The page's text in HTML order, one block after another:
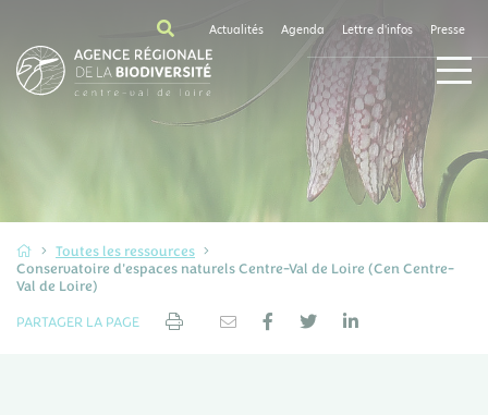
Actualités Agenda Lettre d'infos Presse
Toutes les ressources
Conservatoire d'espaces naturels Centre-Val de Loire (Cen Centre-
Val de Loire)
PARTAGER LA PAGE